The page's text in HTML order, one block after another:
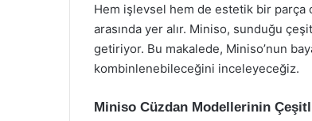
Hem işlevsel hem de estetik bir parça
arasında yer alır. Miniso, sunduğu
getiriyor. Bu makalede, Miniso’nun
kombinlenebileceğini inceleyeceğiz.
Miniso Cüzdan Modellerinin